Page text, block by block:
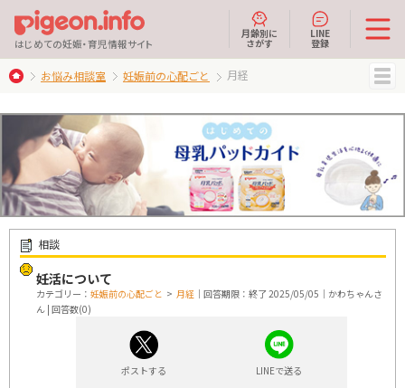
はじめての妊娠・育児情報サイト
月齢別に
さがす
LINE
登録
お悩み相談室 妊娠前の心配ごと 月経
相談
妊活について
カテゴリー： 妊娠前の心配ごと > 月経 ｜回答期限：終了 2025/05/05｜かわちゃんさ
ん | 回答数(0)
ポストする LINEで送る